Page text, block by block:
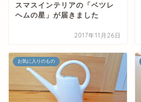
スマスインテリアの「ベツレ
ヘムの星」が届きました
2017年11月26日
お気に入りのもの